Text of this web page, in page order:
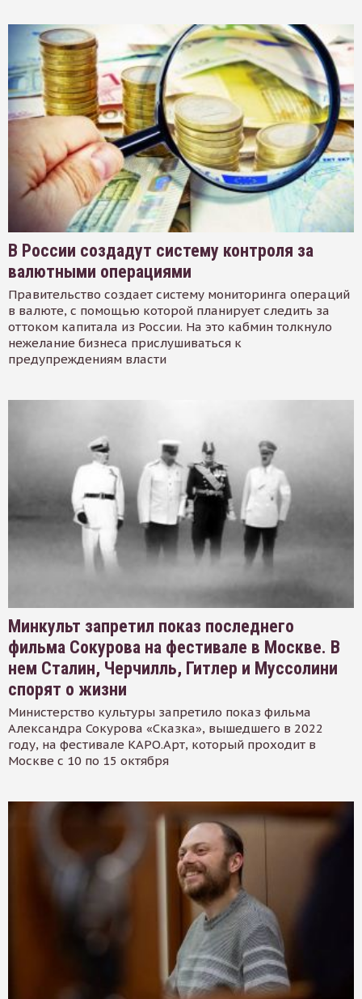
В России создадут систему контроля за
валютными операциями
Правительство создает систему мониторинга операций
в валюте, с помощью которой планирует следить за
оттоком капитала из России. На это кабмин толкнуло
нежелание бизнеса прислушиваться к
предупреждениям власти
Минкульт запретил показ последнего
фильма Сокурова на фестивале в Москве. В
нем Сталин, Черчилль, Гитлер и Муссолини
спорят о жизни
Министерство культуры запретило показ фильма
Александра Сокурова «Сказка», вышедшего в 2022
году, на фестивале КАРО.Арт, который проходит в
Москве с 10 по 15 октября